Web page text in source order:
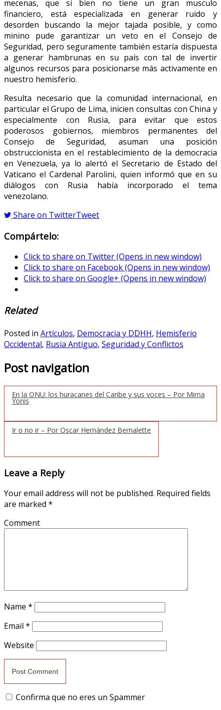
mecenas, que si bien no tiene un gran musculo
financiero, está especializada en generar ruido y
desorden buscando la mejor tajada posible, y como
minino pude garantizar un veto en el Consejo de
Seguridad, pero seguramente también estaría dispuesta
a generar hambrunas en su país con tal de invertir
algunos recursos para posicionarse más activamente en
nuestro hemisferio.
Resulta necesario que la comunidad internacional, en
particular el Grupo de Lima, inicien consultas con China y
especialmente con Rusia, para evitar que estos
poderosos gobiernos, miembros permanentes del
Consejo de Seguridad, asuman una posición
obstruccionista en el restablecimiento de la democracia
en Venezuela, ya lo alertó el Secretario de Estado del
Vaticano el Cardenal Parolini, quien informó que en su
diálogos con Rusia había incorporado el tema
venezolano.
Share on TwitterTweet
Compártelo:
Click to share on Twitter (Opens in new window)
Click to share on Facebook (Opens in new window)
Click to share on Google+ (Opens in new window)
Related
Posted in Artículos, Democracia y DDHH, Hemisferio
Occidental, Rusia Antiguo, Seguridad y Conflictos
Post navigation
En la ONU: los huracanes del Caribe y sus voces – Por Mirna
Yonis
Ir o no ir – Por Oscar Hernández Bernalette
Leave a Reply
Your email address will not be published. Required fields
are marked *
Comment
Name *
Email *
Website
Confirma que no eres un Spammer